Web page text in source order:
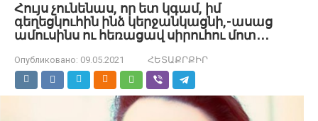
Հույս չունենաս, որ ետ կգամ, իմ
գեղեցկուհին ինձ կերջանկացնի,-ասաց
ամուսինս ու հեռացավ սիրուհու մոտ․․․
Опубликовано: 09.05.2021 ՀԵՏԱՔՐՔԻՐ